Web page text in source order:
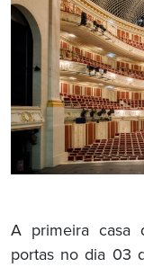
A primeira casa
portas no dia 03